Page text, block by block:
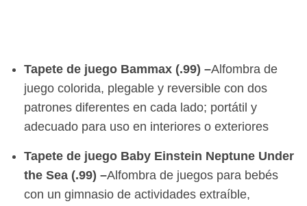
Tapete de juego Bammax (.99) –Alfombra de
juego colorida, plegable y reversible con dos
patrones diferentes en cada lado; portátil y
adecuado para uso en interiores o exteriores
Tapete de juego Baby Einstein Neptune Under
the Sea (.99) –Alfombra de juegos para bebés
con un gimnasio de actividades extraíble,